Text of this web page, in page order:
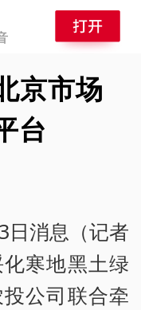
京市场
台
日消息（记者
寒地黑土绿
公司联合牵